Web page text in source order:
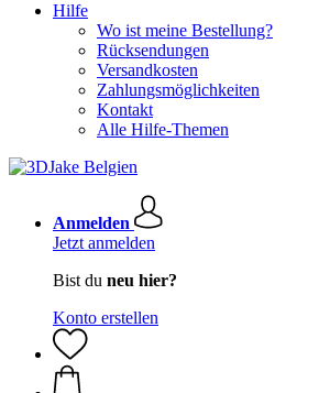
Hilfe
Wo ist meine Bestellung?
Rücksendungen
Versandkosten
Zahlungsmöglichkeiten
Kontakt
Alle Hilfe-Themen
Anmelden
Jetzt anmelden
Bist du neu hier?
Konto erstellen